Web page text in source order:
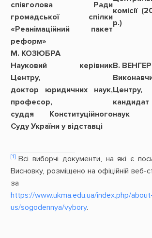
співголова Ради
громадської спілки
«Реанімаційний пакет
реформ»
комісії
р.)
М. КОЗЮБРА
Науковий керівник
Центру,
доктор юридичних наук,
професор,
суддя Конституційного
Суду України у відставці
В. ВЕНГЕР
Центру,
наук
[1] Всі виборчі документи, на які є
Висновку, розміщено на офіційній веб-
за
https://www.ukma.edu.ua/index.php/
us/sogodennya/vybory.